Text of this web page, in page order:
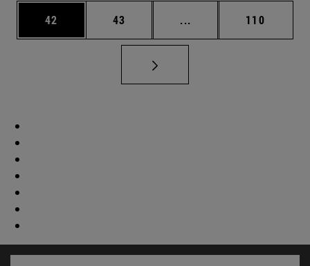
Página
42 Página
43 ... Páginas intermedias
Página
110